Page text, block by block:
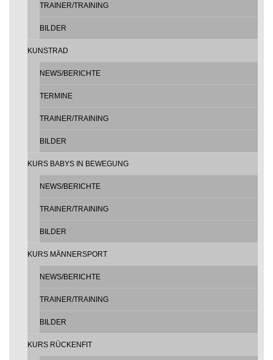
TRAINER/TRAINING
BILDER
KUNSTRAD
NEWS/BERICHTE
TERMINE
TRAINER/TRAINING
BILDER
KURS BABYS IN BEWEGUNG
NEWS/BERICHTE
TRAINER/TRAINING
BILDER
KURS MÄNNERSPORT
NEWS/BERICHTE
TRAINER/TRAINING
BILDER
KURS RÜCKENFIT